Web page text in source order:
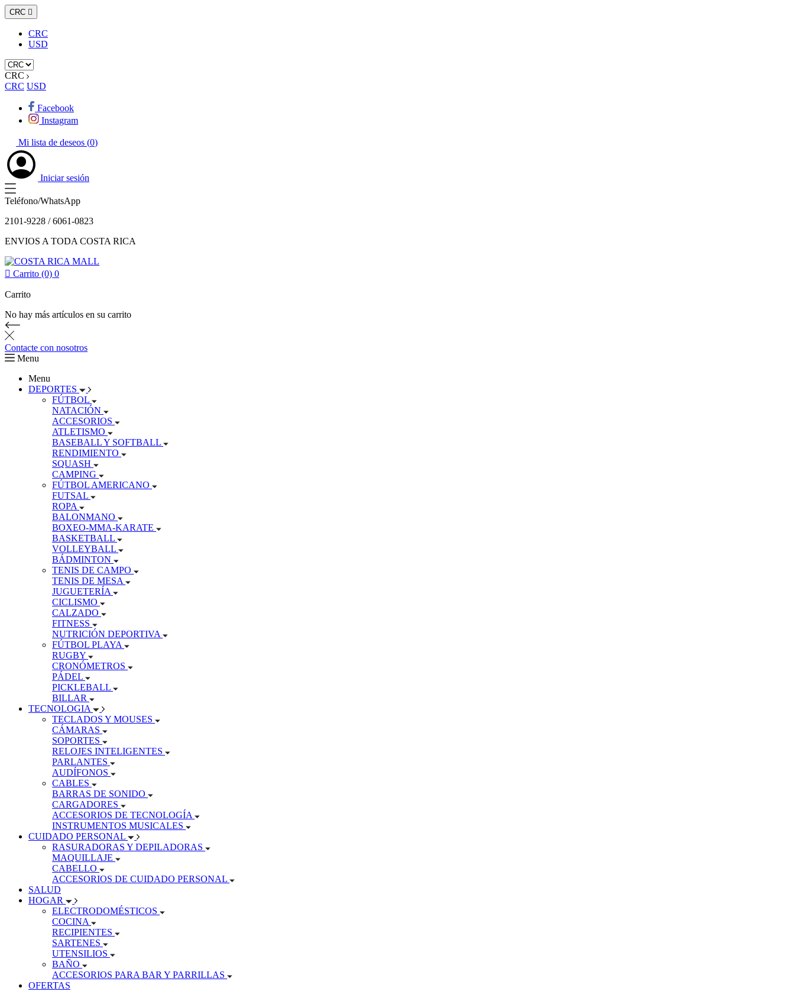
CRC 
CRC
USD
CRC
CRC USD
Facebook
Instagram
Mi lista de deseos (0)
Iniciar sesión
Teléfono/WhatsApp
2101-9228 / 6061-0823
ENVIOS A TODA COSTA RICA
 Carrito (0) 0
Carrito
No hay más artículos en su carrito
Contacte con nosotros
Menu
Menu
DEPORTES
FÚTBOL
NATACIÓN
ACCESORIOS
ATLETISMO
BASEBALL Y SOFTBALL
RENDIMIENTO
SQUASH
CAMPING
FÚTBOL AMERICANO
FUTSAL
ROPA
BALONMANO
BOXEO-MMA-KARATE
BASKETBALL
VOLLEYBALL
BÁDMINTON
TENIS DE CAMPO
TENIS DE MESA
JUGUETERÍA
CICLISMO
CALZADO
FITNESS
NUTRICIÓN DEPORTIVA
FÚTBOL PLAYA
RUGBY
CRONÓMETROS
PÁDEL
PICKLEBALL
BILLAR
TECNOLOGIA
TECLADOS Y MOUSES
CÁMARAS
SOPORTES
RELOJES INTELIGENTES
PARLANTES
AUDÍFONOS
CABLES
BARRAS DE SONIDO
CARGADORES
ACCESORIOS DE TECNOLOGÍA
INSTRUMENTOS MUSICALES
CUIDADO PERSONAL
RASURADORAS Y DEPILADORAS
MAQUILLAJE
CABELLO
ACCESORIOS DE CUIDADO PERSONAL
SALUD
HOGAR
ELECTRODOMÉSTICOS
COCINA
RECIPIENTES
SARTENES
UTENSILIOS
BAÑO
ACCESORIOS PARA BAR Y PARRILLAS
OFERTAS